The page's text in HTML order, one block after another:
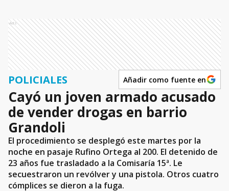
Ads
POLICIALES Añadir como fuente en
Cayó un joven armado acusado
de vender drogas en barrio
Grandoli
El procedimiento se desplegó este martes por la
noche en pasaje Rufino Ortega al 200. El detenido de
23 años fue trasladado a la Comisaría 15ª. Le
secuestraron un revólver y una pistola. Otros cuatro
cómplices se dieron a la fuga.